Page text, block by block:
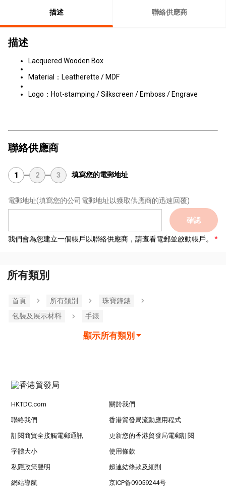
描述 聯絡供應商
描述
Lacquered Wooden Box
Material：Leatherette / MDF
Logo：Hot-stamping / Silkscreen / Emboss / Engrave
聯絡供應商
1 2 3 填寫您的電郵地址
電郵地址(填寫您的公司電郵地址以獲取供應商的迅速回覆)
確認
我們會為您建立一個帳戶以聯絡供應商，請查看電郵並啟動帳戶。
所有類別
首頁 所有類別
珠寶鐘錶
包裝及展示材料
手錶
顯示所有類別
HKTDC.com 關於我們
聯絡我們 香港貿發局流動應用程式
訂閱商貿全接觸電郵通訊 更新您的香港貿發局電郵訂閱
字體大小 使用條款
私隱政策聲明 超連結條款及細則
網站導航 京ICP备09059244号